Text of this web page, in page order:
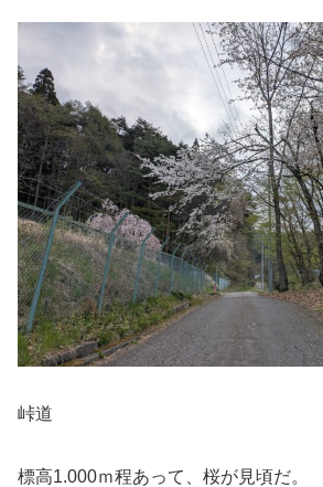
峠道
標高1.000ｍ程あって、桜が見頃だ。